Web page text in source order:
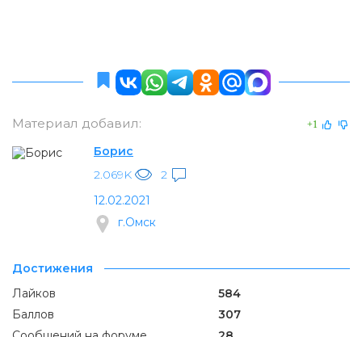
Материал добавил: +1
Борис
2.069K
2
12.02.2021
г.Омск
Достижения
Лайков
584
Баллов
307